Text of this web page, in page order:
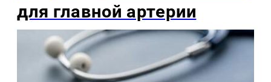
для главной артерии